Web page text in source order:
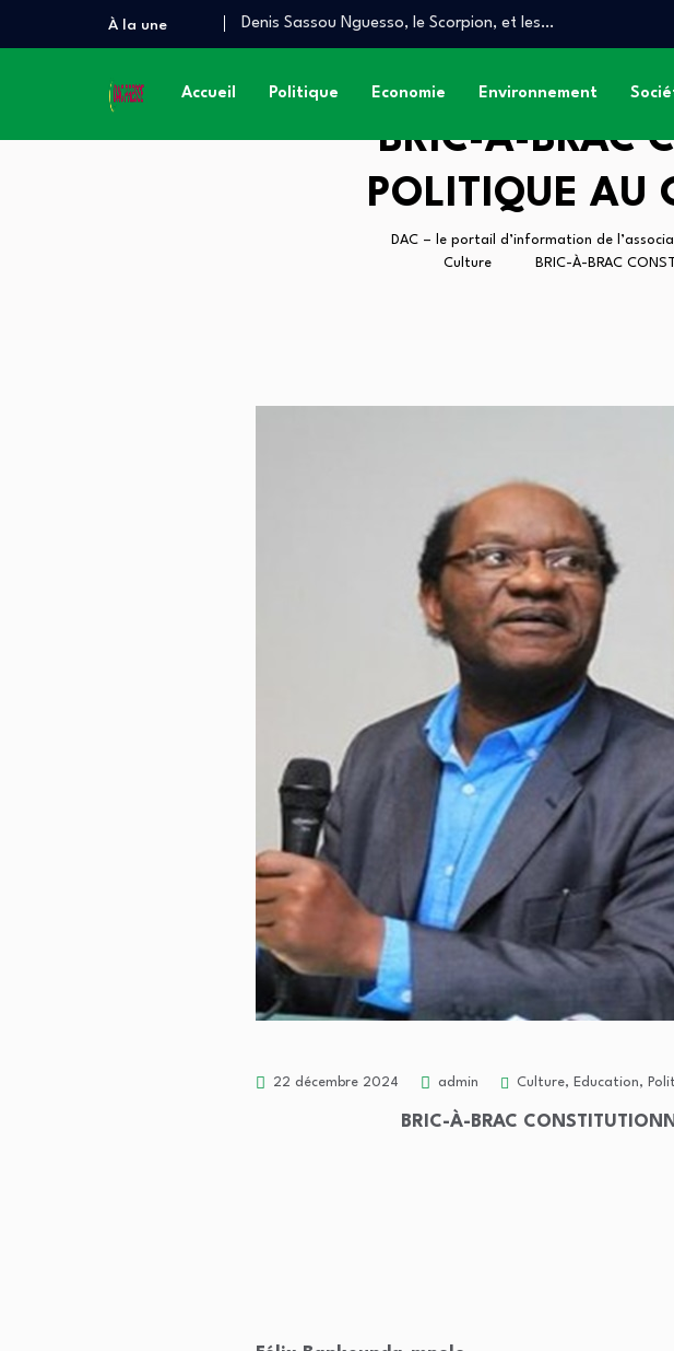
À la une
Denis Sassou Nguesso, le Scorpion, et les…
Quand le Congo brûle, le Prince danse
Accueil Politique Economie Environnement
BRIC-À-BRAC
POLITIQUE AU
DAC – le portail d’information de
Culture
BRIC-À-BRAC
22 décembre 2024 admin Culture, Education,
BRIC-À-BRAC